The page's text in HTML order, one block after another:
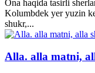
Ona haqida tasirli
Kolumbdek yer yuzin
shukr,...
Alla. alla matni,